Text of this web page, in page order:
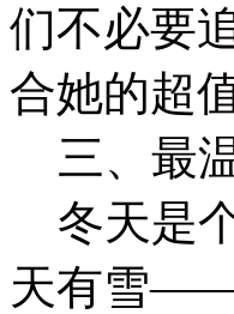
们不必要
合她的超
三、最
冬天是
天有雪――